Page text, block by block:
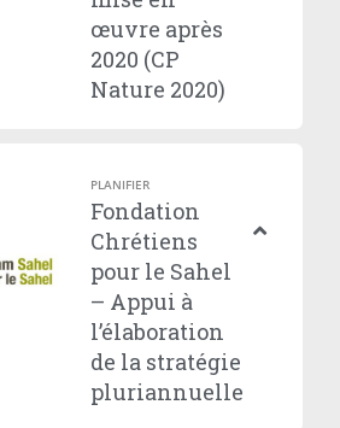
œuvre après
2020 (CP
Nature 2020)
PLANIFIER
Fondation
Chrétiens
pour le Sahel
– Appui à
l’élaboration
de la stratégie
pluriannuelle